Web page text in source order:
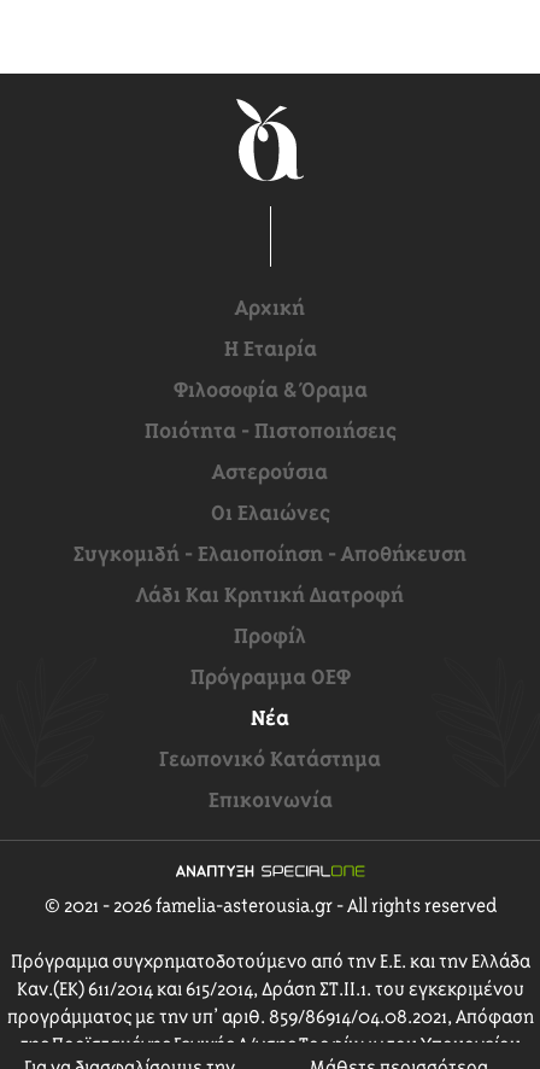
Αρχική
H Εταιρία
Φιλοσοφία & Όραμα
Ποιότητα - Πιστοποιήσεις
Αστερούσια
Οι Ελαιώνες
Συγκομιδή - Ελαιοποίηση - Αποθήκευση
Λάδι Και Κρητική Διατροφή
Προφίλ
Πρόγραμμα ΟΕΦ
Νέα
Γεωπονικό Κατάστημα
Επικοινωνία
© 2021 - 2026 famelia-asterousia.gr - All rights reserved
Πρόγραμμα συγχρηματοδοτούμενο από την Ε.Ε. και την Ελλάδα
Καν.(ΕΚ) 611/2014 και 615/2014, Δράση ΣΤ.ΙΙ.1. του εγκεκριμένου
προγράμματος με την υπ’ αριθ. 859/86914/04.08.2021, Απόφαση
της Προϊσταμένης Γενικής Δ/νσης Τροφίμων του Υπουργείου